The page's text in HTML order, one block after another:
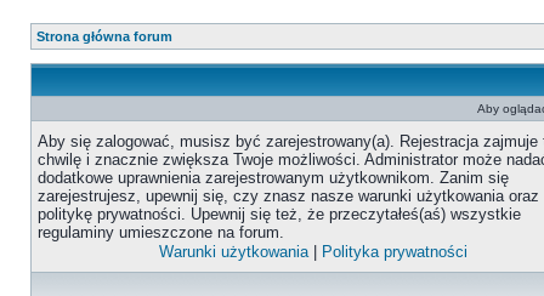
Strona główna forum
Aby
Aby się zalogować, musisz być zarejestrowany(a). Rejestracja zajmuje
chwilę i znacznie zwiększa Twoje możliwości. Administrator może
dodatkowe uprawnienia zarejestrowanym użytkownikom. Zanim się
zarejestrujesz, upewnij się, czy znasz nasze warunki użytkowania oraz
politykę prywatności. Upewnij się też, że przeczytałeś(aś) wszystkie
regulaminy umieszczone na forum.
Warunki użytkowania| Polityka prywatności